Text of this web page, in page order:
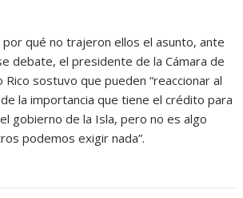
qué no trajeron ellos el asunto, ante
debate, el presidente de la Cámara de
sostuvo que pueden “reaccionar al
la importancia que tiene el crédito para
gobierno de la Isla, pero no es algo
podemos exigir nada”.